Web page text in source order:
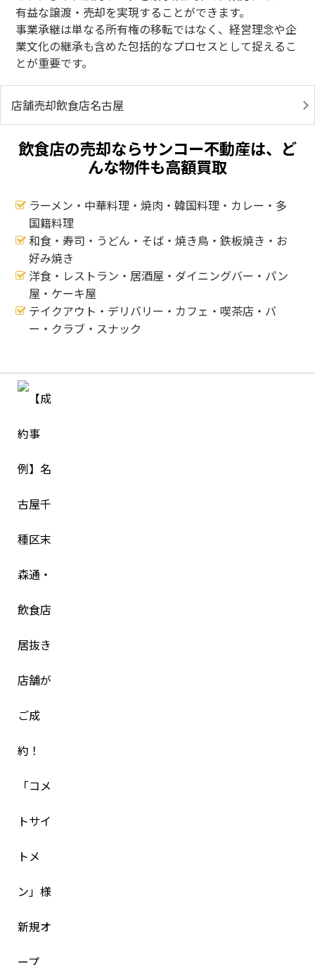
有益な譲渡・売却を実現することができます。
事業承継は単なる所有権の移転ではなく、経営理念や企
業文化の継承も含めた包括的なプロセスとして捉えるこ
とが重要です。
店舗売却飲食店名古屋
飲食店の売却ならサンコー不動産は、ど
んな物件も高額買取
ラーメン・中華料理・焼肉・韓国料理・カレー・多
国籍料理
和食・寿司・うどん・そば・焼き鳥・鉄板焼き・お
好み焼き
洋食・レストラン・居酒屋・ダイニングバー・パン
屋・ケーキ屋
テイクアウト・デリバリー・カフェ・喫茶店・バ
ー・クラブ・スナック